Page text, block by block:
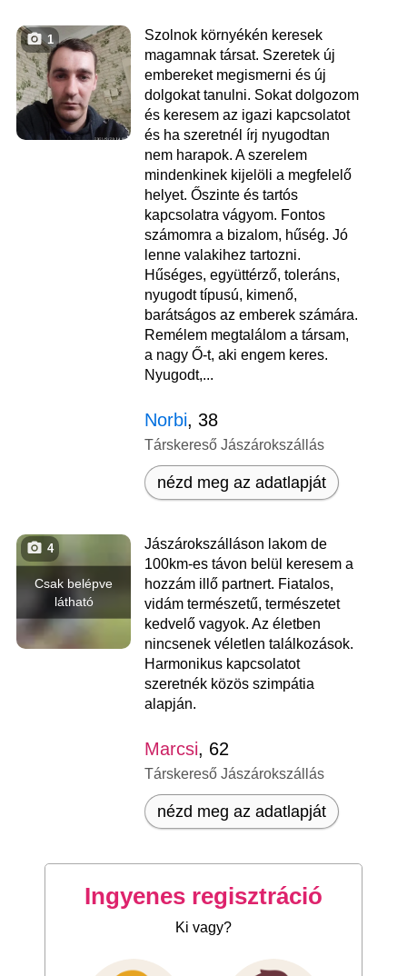
1
Szolnok környékén keresek
magamnak társat. Szeretek új
embereket megismerni és új
dolgokat tanulni. Sokat dolgozom
és keresem az igazi kapcsolatot
és ha szeretnél írj nyugodtan
nem harapok. A szerelem
mindenkinek kijelöli a megfelelő
helyet. Őszinte és tartós
kapcsolatra vágyom. Fontos
számomra a bizalom, hűség. Jó
lenne valakihez tartozni.
Hűséges, együttérző, toleráns,
nyugodt típusú, kimenő,
barátságos az emberek számára.
Remélem megtalálom a társam,
a nagy Ő-t, aki engem keres.
Nyugodt,...
Norbi, 38
Társkereső Jászárokszállás
nézd meg az adatlapját
Csak belépve
látható
4
Jászárokszálláson lakom de
100km-es távon belül keresem a
hozzám illő partnert. Fiatalos,
vidám természetű, természetet
kedvelő vagyok. Az életben
nincsenek véletlen találkozások.
Harmonikus kapcsolatot
szeretnék közös szimpátia
alapján.
Marcsi, 62
Társkereső Jászárokszállás
nézd meg az adatlapját
Ingyenes regisztráció
Ki vagy?